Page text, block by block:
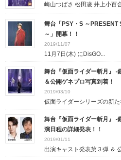
崎山つばさ 松田凌 井上小百合
舞台「PSY・S ～PRESENT
～」開幕！！
2019/11/07
11月7日(木) にDisGO...
舞台『仮面ライダー斬月』 -
＆公開ゲネプロ写真到着！
2019/03/10
仮面ライダーシリーズの新た
舞台『仮面ライダー斬月』 -
演日程の詳細発表！！
2019/01/11
出演キャスト発表第３弾 ＆ 公